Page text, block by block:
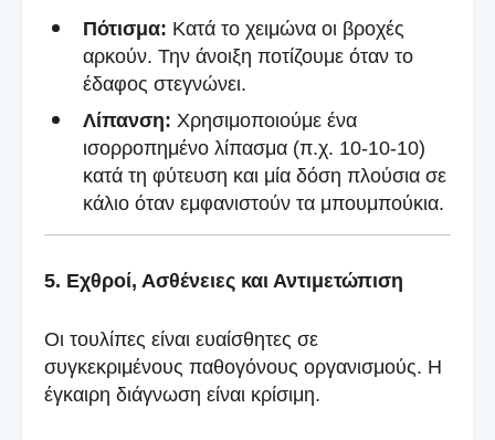
Πότισμα: Κατά το χειμώνα οι βροχές
αρκούν. Την άνοιξη ποτίζουμε όταν το
έδαφος στεγνώνει.
Λίπανση: Χρησιμοποιούμε ένα
ισορροπημένο λίπασμα (π.χ. 10-10-10)
κατά τη φύτευση και μία δόση πλούσια σε
κάλιο όταν εμφανιστούν τα μπουμπούκια.
5. Εχθροί, Ασθένειες και Αντιμετώπιση
Οι τουλίπες είναι ευαίσθητες σε
συγκεκριμένους παθογόνους οργανισμούς. Η
έγκαιρη διάγνωση είναι κρίσιμη.